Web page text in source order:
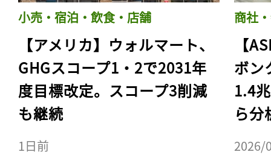
小売・宿泊・飲食・店舗
【アメリカ】ウォルマート、
GHGスコープ1・2で2031年
度目標改定。スコープ3削減
も継続
1日前
商社
【
ボン
1.4
ら分
2026/